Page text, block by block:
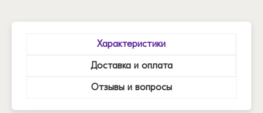
Характеристики
Доставка и оплата
Отзывы и вопросы